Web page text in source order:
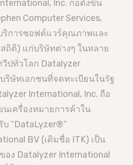
Inc. ก่อตั้งขึ้น
Computer Services,
ริการซอฟต์แวร์คุณภาพและ
ถิติ) แก่บริษัทต่างๆ ในหลาย
ปทั่วโลก Datalyzer
ริษัทเอกชนที่จดทะเบียนในรัฐ
International, Inc. ถือ
นเครื่องหมายการค้าใน
“DataLyzer®”
BV (เดิมชื่อ ITK) เป็น
อง Datalyzer International